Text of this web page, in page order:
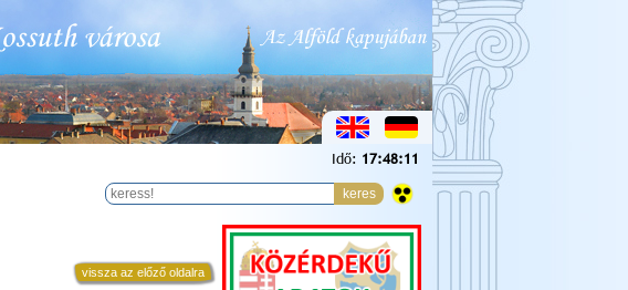
Idő: 17:48:12
vissza az előző oldalra